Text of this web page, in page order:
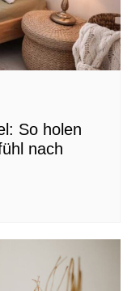
So holen
nach